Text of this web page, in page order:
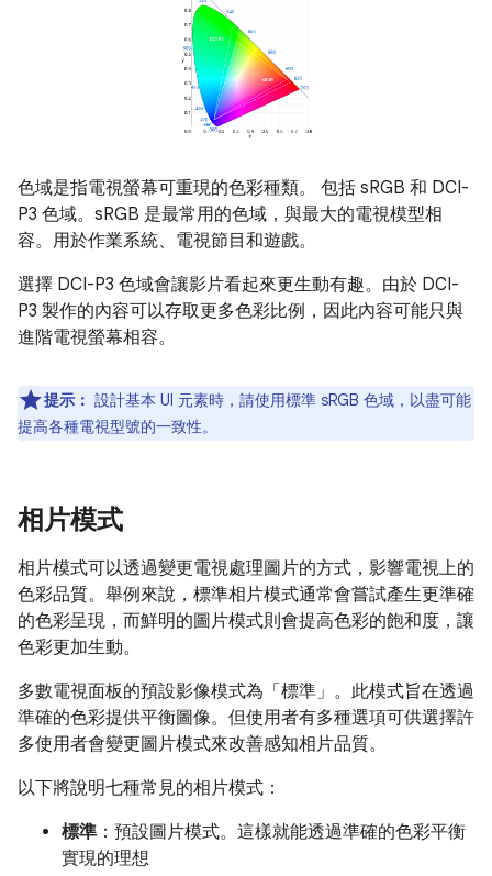
色域是指電視螢幕可重現的色彩種類。 包括 sRGB 和 DCI-
P3 色域。sRGB 是最常用的色域，與最大的電視模型相
容。用於作業系統、電視節目和遊戲。
選擇 DCI-P3 色域會讓影片看起來更生動有趣。由於 DCI-
P3 製作的內容可以存取更多色彩比例，因此內容可能只與
進階電視螢幕相容。
提示： 設計基本 UI 元素時，請使用標準 sRGB 色域，以盡可能
提高各種電視型號的一致性。
相片模式
相片模式可以透過變更電視處理圖片的方式，影響電視上的
色彩品質。舉例來說，標準相片模式通常會嘗試產生更準確
的色彩呈現，而鮮明的圖片模式則會提高色彩的飽和度，讓
色彩更加生動。
多數電視面板的預設影像模式為「標準」。此模式旨在透過
準確的色彩提供平衡圖像。但使用者有多種選項可供選擇許
多使用者會變更圖片模式來改善感知相片品質。
以下將說明七種常見的相片模式：
標準 ：預設圖片模式。這樣就能透過準確的色彩平衡
實現的理想